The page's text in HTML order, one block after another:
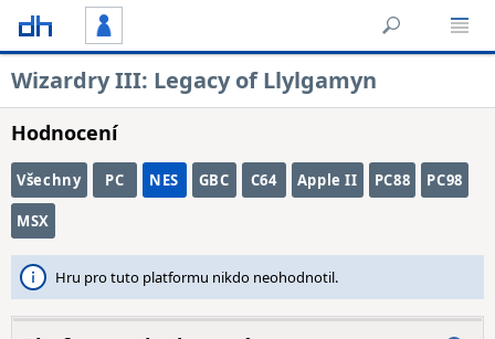
Wizardry III: Legacy of Llylgamyn
Hodnocení
Všechny PC NES GBC C64 Apple II PC88 PC98
MSX
Hru pro tuto platformu nikdo neohodnotil.